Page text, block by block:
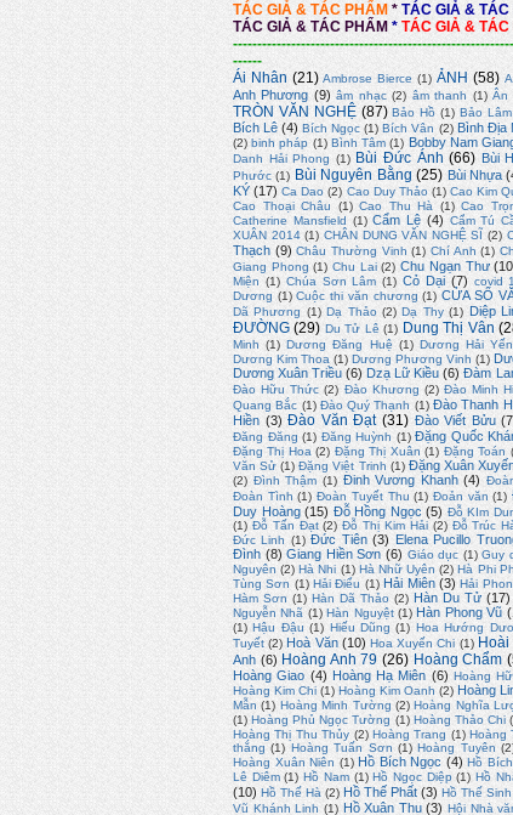
TÁC GIẢ & TÁC PHẨM * TÁC GIẢ &
TÁC GIẢ & TÁC PHẨM * TÁC GIẢ & TÁC
------
Ái Nhân (21) Ambrose Bierce (1) ẢNH (58)
Anh Phương (9) âm nhạc (2) âm thanh (1) Ân
TRÒN VĂN NGHỆ (87) Bảo Hồ (1) Bảo Lâm
Bích Lê (4) Bích Ngọc (1) Bích Vân (2) Bình Địa
(2) binh pháp (1) Bình Tâm (1) Bobby Nam
Danh Hải Phong (1) Bùi Đức Ánh (66) Bùi
Phước (1) Bùi Nguyên Bằng (25) Bùi Nhựa
KÝ (17) Ca Dao (2) Cao Duy Thảo (1) Cao Kim
Cao Thoại Châu
(1) Cao Thu Hà (1) Cao
Catherine Mansfield (1) Cẩm Lệ (4) Cẩm Tú
XUÂN 2014 (1) CHÂN DUNG VĂN NGHỆ SĨ (2)
Thạch (9) Châu Thường Vinh (1) Chí Anh (1)
Giang Phong (1) Chu Lai (2) Chu Ngạn Thư
Miện (1) Chúa Sơn Lâm (1) Cỏ Dại (7) covid
Dương (1) Cuộc thi văn chương (1) CỬA SỔ
Dã Phương (1) Dạ Thảo (2) Dạ Thy (1) Diệp
ĐƯỜNG (29) Du Tử Lê (1) Dung Thị Vân
Minh (1) Dương Đăng Huệ (1) Dương Hải Yến
Dương Kim Thoa (1) Dương Phương Vinh (1)
Dương Xuân Triều (6) Dzạ Lữ Kiều (6) Đàm
Đào Hữu Thức (2) Đào Khương (2) Đào Minh
Quang Bắc (1) Đào Quý Thạnh (1) Đào Thanh
Hiền (3) Đào Văn Đạt (31) Đào Viết Bửu
Đăng Đăng (1) Đăng Huỳnh (1) Đặng Quốc
Đặng Thị Hoa (2) Đặng Thị Xuân (1) Đặng Toán
Văn Sử (1) Đặng Việt Trinh (1) Đặng Xuân
(2) Đình Thậm (1) Đinh Vương Khanh (4)
Đoàn Tình (1) Đoàn Tuyết Thu (1) Đoản văn (1)
Duy Hoàng (15) Đỗ Hồng Ngọc (5) Đỗ KIm
(1) Đỗ Tấn Đạt (2) Đỗ Thị Kim Hải (2) Đỗ Trúc
Đức Linh (1) Đức Tiên (3) Elena Pucillo
Đình (8) Giang Hiền Sơn (6) Giáo dục (1) Guy
Nguyên (2) Hà Nhi (1) Hà Nhữ Uyên (2) Hà Phi
Tùng Sơn (1) Hải Điểu (1) Hải Miên (3) Hải
Hàm Sơn (1) Hàn Dã Thảo (2) Hàn Du Tử (17)
Nguyễn Nhã (1) Hàn Nguyệt (1) Hàn Phong Vũ
(1) Hậu Đậu (1) Hiếu Dũng (1) Hoa Hướng
Tuyết (2) Hoà Văn (10) Hoa Xuyến Chi (1)
Anh (6) Hoàng Anh 79 (26) Hoàng Chẩm
Hoàng Giao (4) Hoàng Hạ Miên (6) Hoàng
Hoàng Kim Chi (1) Hoàng Kim Oanh (2) Hoàng
Mẫn (1) Hoàng Minh Tường (2) Hoàng Nghĩa
(1) Hoàng Phủ Ngọc Tường (1) Hoàng Thảo Chi
Hoàng Thị Thu Thủy (2) Hoàng Trang (1) Hoàng
thắng (1) Hoàng Tuấn Sơn (1) Hoàng Tuyên
Hoàng Xuân Niên (1) Hồ Bích Ngọc (4) Hồ
Lê Diêm (1) Hồ Nam (1) Hồ Ngọc Diệp (1) Hồ
(10) Hồ Thế Hà (2) Hồ Thế Phất (3) Hồ Thế Sinh
Vũ Khánh Linh (1) Hồ Xuân Thu (3) Hội Nhà